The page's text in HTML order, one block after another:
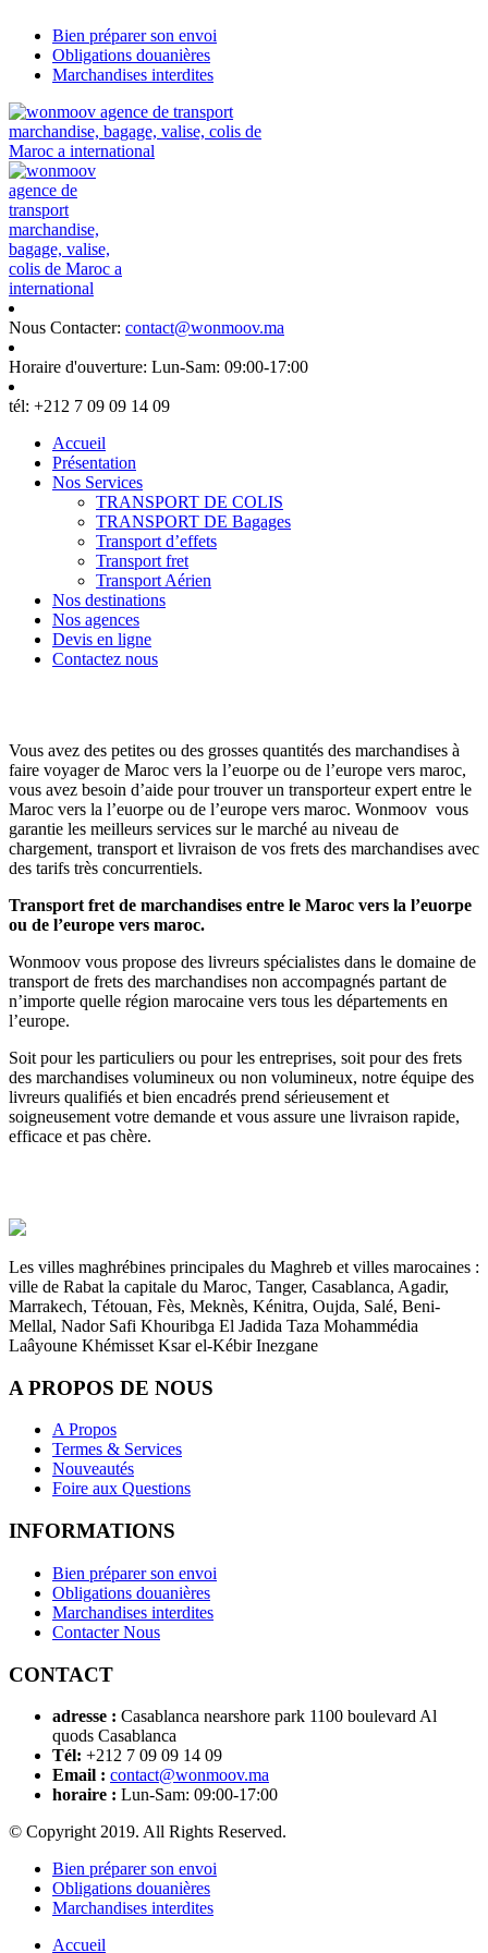
Bien préparer son envoi
Obligations douanières
Marchandises interdites
Nous Contacter: contact@wonmoov.ma
Horaire d'ouverture: Lun-Sam: 09:00-17:00
tél: +212 7 09 09 14 09
Accueil
Présentation
Nos Services
TRANSPORT DE COLIS
TRANSPORT DE Bagages
Transport d’effets
Transport fret
Transport Aérien
Nos destinations
Nos agences
Devis en ligne
Contactez nous
Vous avez des petites ou des grosses quantités des marchandises à
faire voyager de Maroc vers la l’euorpe ou de l’europe vers maroc,
vous avez besoin d’aide pour trouver un transporteur expert entre le
Maroc vers la l’euorpe ou de l’europe vers maroc. Wonmoov vous
garantie les meilleurs services sur le marché au niveau de
chargement, transport et livraison de vos frets des marchandises avec
des tarifs très concurrentiels.
Transport fret de marchandises entre le Maroc vers la l’euorpe
ou de l’europe vers maroc.
Wonmoov vous propose des livreurs spécialistes dans le domaine de
transport de frets des marchandises non accompagnés partant de
n’importe quelle région marocaine vers tous les départements en
l’europe.
Soit pour les particuliers ou pour les entreprises, soit pour des frets
des marchandises volumineux ou non volumineux, notre équipe des
livreurs qualifiés et bien encadrés prend sérieusement et
soigneusement votre demande et vous assure une livraison rapide,
efficace et pas chère.
Les villes maghrébines principales du Maghreb et villes marocaines :
ville de Rabat la capitale du Maroc, Tanger, Casablanca, Agadir,
Marrakech, Tétouan, Fès, Meknès, Kénitra, Oujda, Salé, Beni-
Mellal, Nador Safi Khouribga El Jadida Taza Mohammédia
Laâyoune Khémisset Ksar el-Kébir Inezgane
A PROPOS DE NOUS
A Propos
Termes & Services
Nouveautés
Foire aux Questions
INFORMATIONS
Bien préparer son envoi
Obligations douanières
Marchandises interdites
Contacter Nous
CONTACT
adresse : Casablanca nearshore park 1100 boulevard Al
quods Casablanca
Tél: +212 7 09 09 14 09
Email : contact@wonmoov.ma
horaire : Lun-Sam: 09:00-17:00
© Copyright 2019. All Rights Reserved.
Bien préparer son envoi
Obligations douanières
Marchandises interdites
Accueil